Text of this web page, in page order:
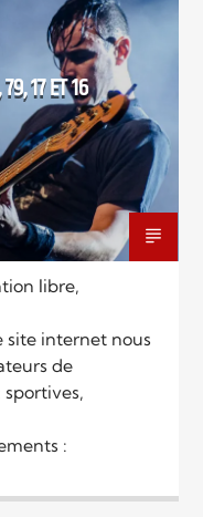
17 ET 16
libre,
site internet nous
de
: